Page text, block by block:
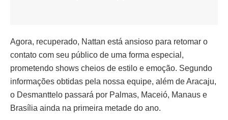
Agora, recuperado, Nattan está ansioso para retomar o
contato com seu público de uma forma especial,
prometendo shows cheios de estilo e emoção. Segundo
informações obtidas pela nossa equipe, além de Aracaju,
o Desmanttelo passará por Palmas, Maceió, Manaus e
Brasília ainda na primeira metade do ano.